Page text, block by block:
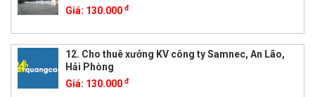
Giá: 130.000 đ
12. Cho thuê xưởng KV công ty Samnec, An Lão,
Hải Phòng
Giá: 130.000 đ